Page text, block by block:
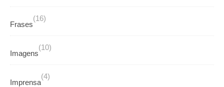
Frases
(16)
Imagens
(10)
Imprensa
(4)